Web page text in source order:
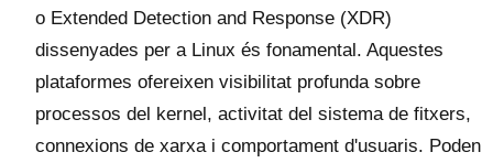
o Extended Detection and Response (XDR)
dissenyades per a Linux és fonamental. Aquestes
plataformes ofereixen visibilitat profunda sobre
processos del kernel, activitat del sistema de fitxers,
connexions de xarxa i comportament d'usuaris. Poden